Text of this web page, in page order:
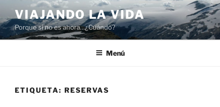
al
contenido
VIAJANDO LA VIDA
Porque si no es ahora…¿Cuándo?
Menú
ETIQUETA: RESERVAS